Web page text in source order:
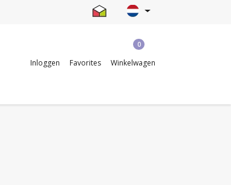
Inloggen Favorites
0
Winkelwagen